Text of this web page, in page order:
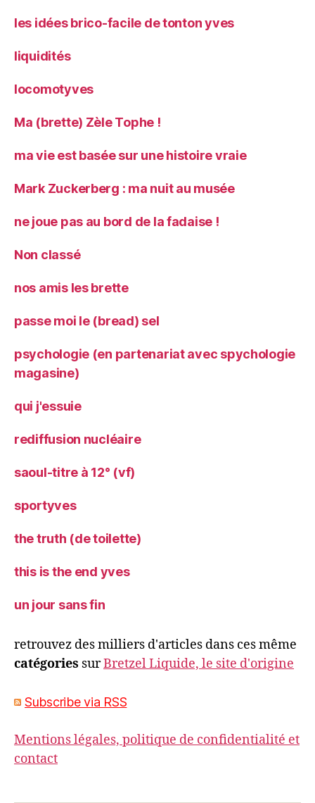
les idées brico-facile de tonton yves
liquidités
locomotyves
Ma (brette) Zèle Tophe !
ma vie est basée sur une histoire vraie
Mark Zuckerberg : ma nuit au musée
ne joue pas au bord de la fadaise !
Non classé
nos amis les brette
passe moi le (bread) sel
psychologie (en partenariat avec spychologie
magasine)
qui j'essuie
rediffusion nucléaire
saoul-titre à 12° (vf)
sportyves
the truth (de toilette)
this is the end yves
un jour sans fin
retrouvez des milliers d'articles dans ces même
catégories surBretzel Liquide, le site d'origine
Subscribe via RSS
Mentions légales, politique de confidentialité et
contact